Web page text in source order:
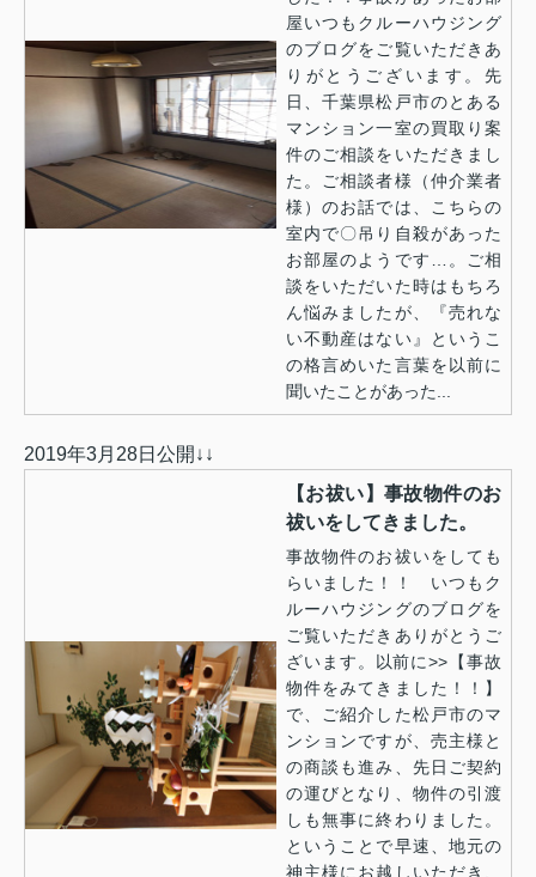
屋いつもクルーハウジング
のブログをご覧いただきあ
りがとうございます。先
日、千葉県松戸市のとある
マンション一室の買取り案
件のご相談をいただきまし
た。ご相談者様（仲介業者
様）のお話では、こちらの
室内で〇吊り自殺があった
お部屋のようです…。ご相
談をいただいた時はもちろ
ん悩みましたが、『売れな
い不動産はない』というこ
の格言めいた言葉を以前に
聞いたことがあった...
2019年3月28日公開↓↓
【お祓い】事故物件のお
祓いをしてきました。
事故物件のお祓いをしても
らいました！！ いつもク
ルーハウジングのブログを
ご覧いただきありがとうご
ざいます。以前に>>【事故
物件をみてきました！！】
で、ご紹介した松戸市のマ
ンションですが、売主様と
の商談も進み、先日ご契約
の運びとなり、物件の引渡
しも無事に終わりました。
ということで早速、地元の
神主様にお越しいただき、